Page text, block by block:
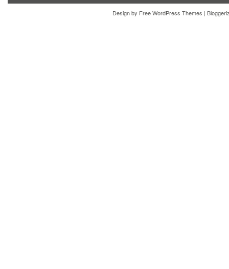
Design by Free WordPress Themes |